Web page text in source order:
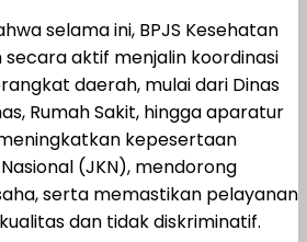
selama ini, BPJS Kesehatan
aktif menjalin koordinasi
daerah, mulai dari Dinas
Rumah Sakit, hingga aparatur
kepesertaan
(JKN), mendorong
serta memastikan pelayanan
dan tidak diskriminatif.